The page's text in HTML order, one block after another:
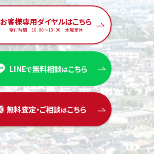
お客様専用ダイヤルはこちら
受付時間 10：00〜18：00 水曜定休
LINEで無料相談はこちら
無料査定・ご相談はこちら